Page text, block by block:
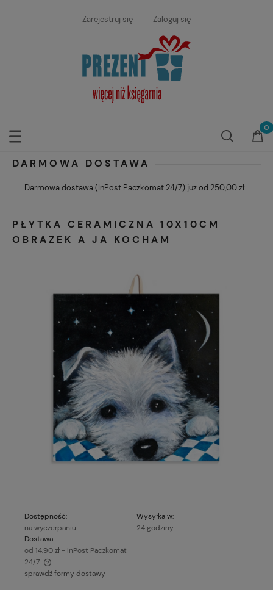
Zarejestruj się Zaloguj się
DARMOWA DOSTAWA
Darmowa dostawa (InPost Paczkomat 24/7) już od 250,00 zł.
PŁYTKA CERAMICZNA 10X10CM
OBRAZEK A JA KOCHAM
Dostępność:
na wyczerpaniu
Wysyłka w:
24 godziny
Dostawa:
od 14,90 zł - InPost Paczkomat
24/7
Cena nie zawiera ewentualnych kosztów płatności
sprawdź formy dostawy